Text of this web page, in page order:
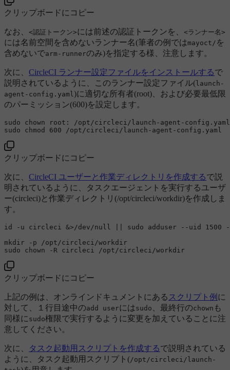
クリップボードにコピー
なお、 <認証トークン>には前述の認証トークンを、 <ランナー名>
には名前空間を含めないランナー名(筆者の例ではmayoct/ を
含めないでarm-runnerのみ)を指定する様、注意します。
次に、 CircleCI ランナー設定ファイルをインストールするで
説明されているように、このランナー設定ファイル( launch-
agent-config.yaml )に適切な所有者(root)、および必要最低限
のパーミッション(600)を設定します。
sudo
chown
sudo
chmod
クリップボードにコピー
次に、 CircleCI ユーザーと作業ディレクトリを作成するで説
明されているように、タスクエージェントを実行するユーザ
ー(circleci)と作業ディレクトリ(/opt/circleci/workdir)を作成しま
す。
id -u circleci &>/dev/null || sudo adduser --uid 1500
mkdir
sudo
chown
クリップボードにコピー
上記の例は、オンラインドキュメントにある スクリプト例 に
対して、１行目途中のadd userには sudo 、最終行のchown も
同様に sudo権限で実行するように変更を加えていることに注
意してください。
次に、 タスク起動用スクリプトを作成するで説明されている
ように、タスク起動用スクリプト(/opt/circleci/launch-